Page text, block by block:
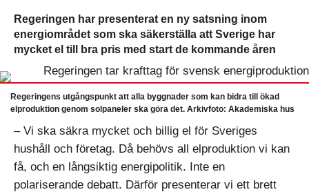
Regeringen har presenterat en ny satsning inom
energiområdet som ska säkerställa att Sverige har
mycket el till bra pris med start de kommande åren
Regeringens utgångspunkt att alla byggnader som kan bidra till ökad
elproduktion genom solpaneler ska göra det. Arkivfoto: Akademiska hus
– Vi ska säkra mycket och billig el för Sveriges
hushåll och företag. Då behövs all elproduktion vi kan
få, och en långsiktig energipolitik. Inte en
polariserande debatt. Därför presenterar vi ett brett